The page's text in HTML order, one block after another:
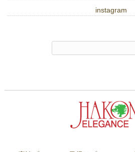
instagram
索: